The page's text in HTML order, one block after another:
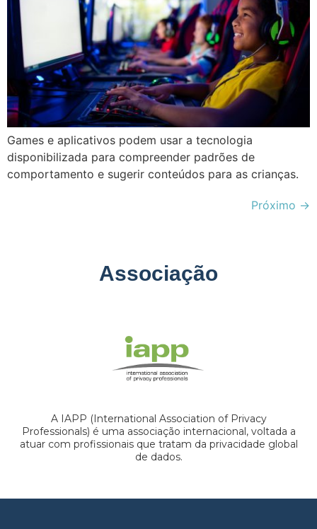
Games e aplicativos podem usar a tecnologia
disponibilizada para compreender padrões de
comportamento e sugerir conteúdos para as crianças.
Próximo →
Associação
A IAPP (International Association of Privacy
Professionals) é uma associação internacional, voltada a
atuar com profissionais que tratam da privacidade global
de dados.